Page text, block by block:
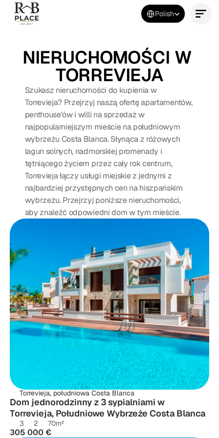
Select Language
Polish
NIERUCHOMOŚCI W
TORREVIEJA
Szukasz nieruchomości do kupienia w
Torrevieja? Przejrzyj naszą ofertę apartamentów,
penthouse'ów i willi na sprzedaż w
najpopularniejszym mieście na południowym
wybrzeżu Costa Blanca. Słynąca z różowych
lagun solnych, nadmorskiej promenady i
tętniącego życiem przez cały rok centrum,
Torrevieja łączy usługi miejskie z jednymi z
najbardziej przystępnych cen na hiszpańskim
wybrzeżu. Przejrzyj poniższe nieruchomości,
aby znaleźć odpowiedni dom w tym mieście.
Torrevieja, południowa Costa Blanca
Dom jednorodzinny z 3 sypialniami w
Torrevieja, Południowe Wybrzeże Costa Blanca
3 2 70m²
305 000 €